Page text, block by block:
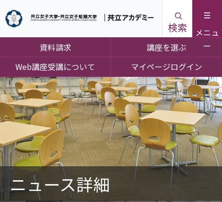
メニュ
ー
検索
資料請求
講座を選ぶ
Web講座受講について
マイページログイン
ニュース詳細